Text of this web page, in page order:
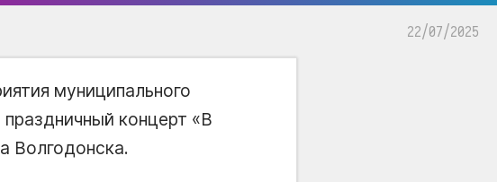
22/07/2025
муниципального
концерт «В
Волгодонска.